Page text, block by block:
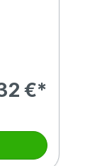
€*